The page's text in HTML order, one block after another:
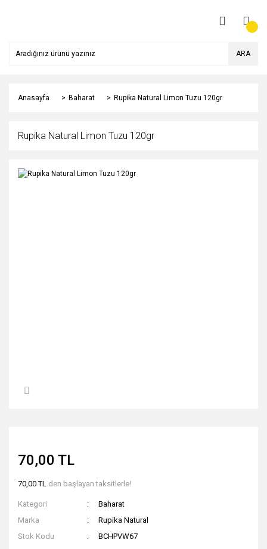
ARA
Anasayfa Baharat Rupika Natural Limon Tuzu 120gr
Rupika Natural Limon Tuzu 120gr
70,00 TL
70,00 TL den başlayan taksitlerle!
Kategori
Baharat
Marka
Rupika Natural
Stok Kodu
BCHPVW67